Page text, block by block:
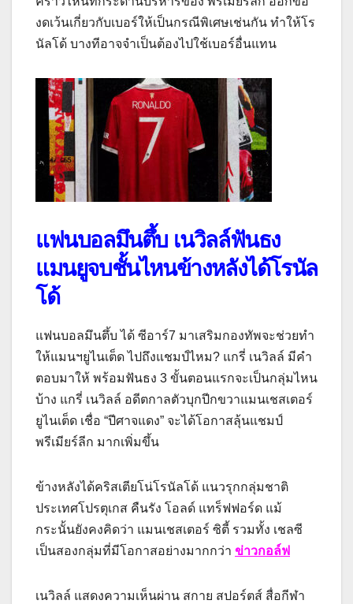
งดเว้นเกี่ยวกับเบอร์ให้เป็นกรณีพิเศษเช่นกัน ทำให้โร
นัลโด้ บางทีอาจจำเป็นต้องไปใช้เบอร์อื่นแทน
แฟนบอลมึนตึ้บ เนวิลล์ฟันธง
แมนยูจบชั้นไหนข้างหลังได้โรนัล
โด้
แฟนบอลมึนตึ้บ ได้ ซีอาร์7 มาเสริมกองทัพจะช่วยทำ
ให้แมนฯยูไนเต็ด ไปถึงแชมป์ไหม? แกรี่ เนวิลล์ มีคำ
ตอบมาให้ พร้อมฟันธง 3 ขั้นตอนแรกจะเป็นกลุ่มไหน
บ้าง แกรี่ เนวิลล์ อดีตกาลตัวบุกปีกขวาแมนเชสเตอร์
ยูไนเต็ด เชื่อ “ปีศาจแดง” จะได้โอกาสลุ้นแชมป์
พรีเมียร์ลีก มากเพิ่มขึ้น
ข้างหลังได้คริสเตียโน่โรนัลโด้ แนวรุกกลุ่มชาติ
ประเทศโปรตุเกส คืนรัง โอลด์ แทร็ฟฟอร์ด แม้
กระนั้นยังคงคิดว่า แมนเชสเตอร์ ซิตี้ รวมทั้ง เชลซี
เป็นสองกลุ่มที่มีโอกาสอย่างมากกว่า ข่าวกอล์ฟ
เนวิลล์ แสดงความเห็นผ่าน สกาย สปอร์ตส์ สื่อกีฬา